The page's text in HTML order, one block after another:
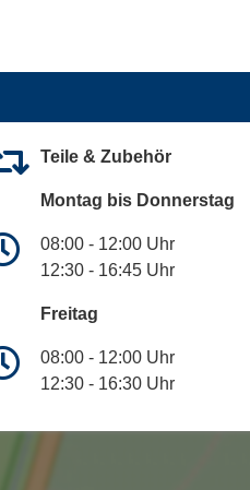
Teile & Zubehör
Montag bis Donnerstag
08:00 - 12:00 Uhr
12:30 - 16:45 Uhr
Freitag
08:00 - 12:00 Uhr
12:30 - 16:30 Uhr